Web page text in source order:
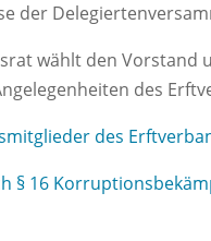
der
wählt den Vorstand
des
des
§ 16